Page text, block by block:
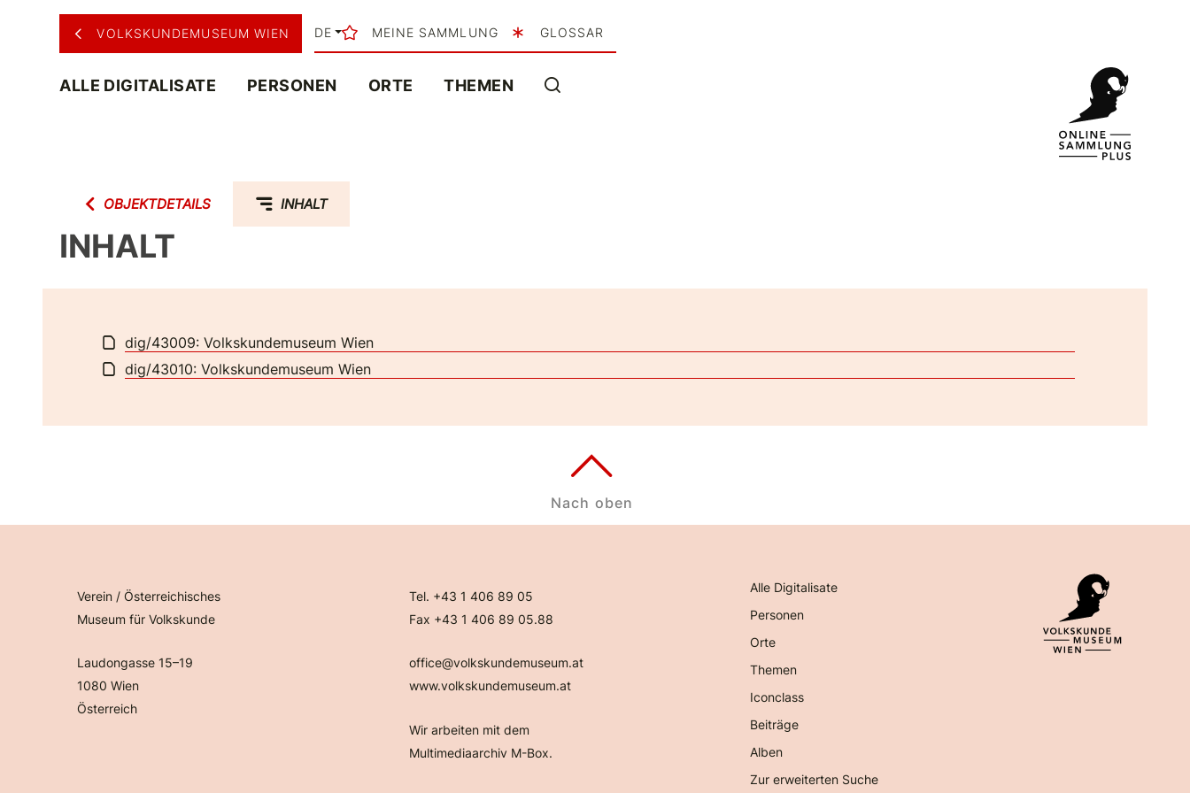
VOLKSKUNDEMUSEUM WIEN DE MEINE SAMMLUNG GLOSSAR
ALLE DIGITALISATE PERSONEN ORTE THEMEN
OBJEKTDETAILS INHALT
INHALT
dig/43009: Volkskundemuseum Wien
dig/43010: Volkskundemuseum Wien
Verein / Österreichisches
Museum für Volkskunde
Laudongasse 15–19
1080 Wien
Österreich
Tel. +43 1 406 89 05
Fax +43 1 406 89 05.88
office@volkskundemuseum.at
www.volkskundemuseum.at
Wir arbeiten mit dem
Multimediaarchiv M-Box.
Alle Digitalisate
Personen
Orte
Themen
Iconclass
Beiträge
Alben
Zur erweiterten Suche
Nach oben